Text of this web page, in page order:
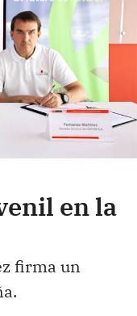
en la
firma un